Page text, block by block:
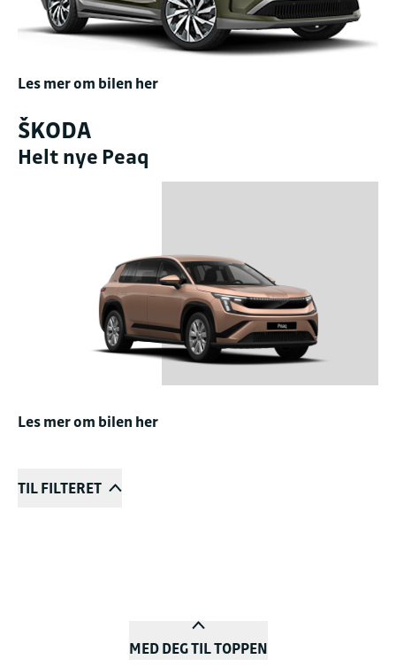
Les mer om bilen her
ŠKODA
Helt nye Peaq
Les mer om bilen her
TIL FILTERET
MED DEG TIL TOPPEN